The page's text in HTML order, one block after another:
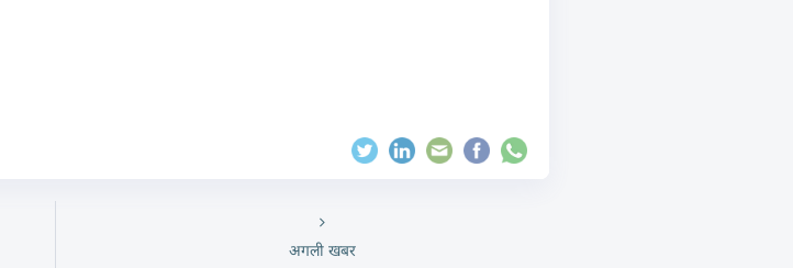
अगली खबर